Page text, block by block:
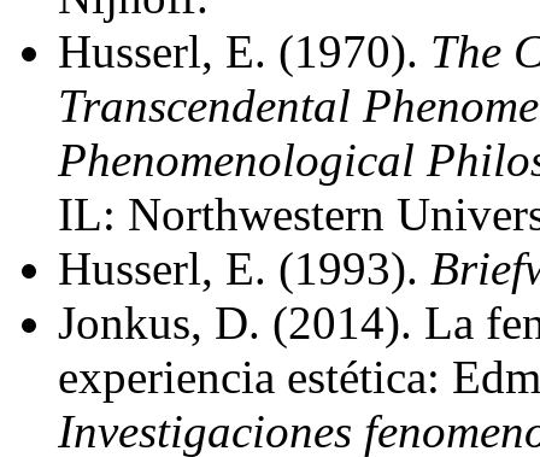
Husserl, E. (1970). The
Transcendental
Phenomenological
IL: Northwestern
Husserl, E. (1993).
Jonkus, D. (2014). La
experiencia estética:
Investigaciones